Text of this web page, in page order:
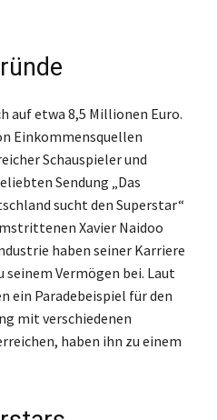
auf etwa 8,5 Millionen Euro.
Einkommensquellen
Schauspieler und
Sendung „Das
sucht den Superstar“
Xavier Naidoo
haben seiner Karriere
Vermögen bei. Laut
ein Paradebeispiel für den
mit verschiedenen
haben ihn zu einem